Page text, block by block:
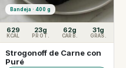
Bandeja · 400 g
629
KCAL
23g
PROT.
62g
CARB.
31g
GRAS.
Strogonoff de Carne con
Puré